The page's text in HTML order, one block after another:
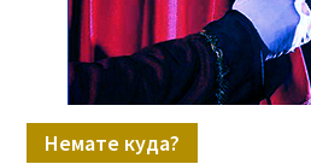
Немате куда?